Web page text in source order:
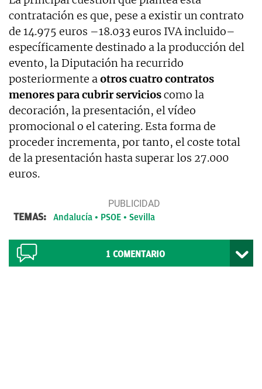
contratación es que, pese a existir un contrato
de 14.975 euros –18.033 euros IVA incluido–
específicamente destinado a la producción del
evento, la Diputación ha recurrido
posteriormente aotros cuatro contratos
menores para cubrir servicioscomo la
decoración, la presentación, el vídeo
promocional o el catering. Esta forma de
proceder incrementa, por tanto, el coste total
de la presentación hasta superar los 27.000
euros.
TEMAS: Andalucía PSOE Sevilla
1 COMENTARIO